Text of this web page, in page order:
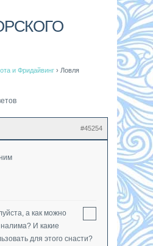
и Фридайвинг › Ловля
#45254
а как можно
И какие
для этого снасти?